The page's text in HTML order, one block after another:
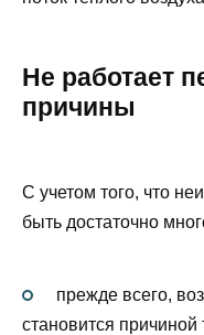
Не работает
причины
С учетом того, что
быть достаточно
прежде всего,
становится причиной